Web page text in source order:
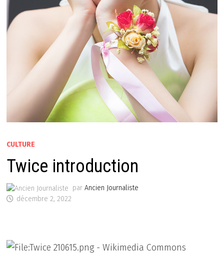
CULTURE
Twice introduction
parAncien Journaliste
décembre 2, 2022